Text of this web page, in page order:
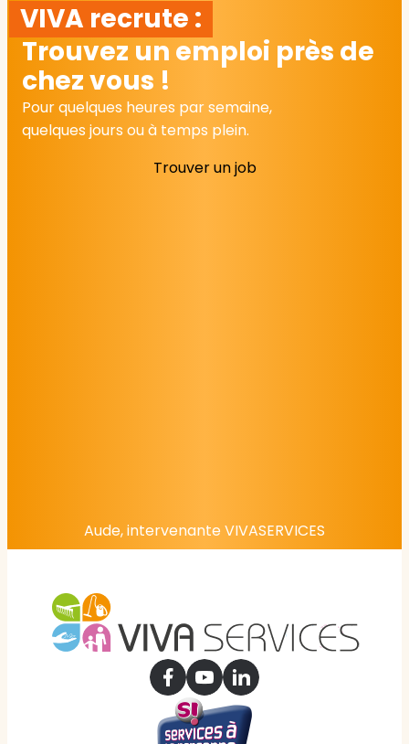
VIVA recrute :
Trouvez un emploi près de
chez vous !
Pour quelques heures par semaine,
quelques jours ou à temps plein.
Trouver un job
Aude, intervenante VIVASERVICES